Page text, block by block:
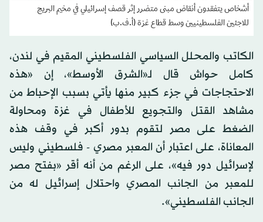
أشخاص يتفقدون أنقاض مبنى متضرر إثر قصف إسرائيلي في مخيم البريج
للاجئين الفلسطينيين وسط قطاع غزة (أ.ف.ب)
الكاتب والمحلل السياسي الفلسطيني المقيم في لندن،
كامل حواش قال لـ«الشرق الأوسط»، إن «هذه
الاحتجاجات في جزء كبير منها يأتي بسبب الإحباط من
مشاهد القتل والتجويع للأطفال في غزة ومحاولة
الضغط على مصر لتقوم بدور أكبر في وقف هذه
المعاناة، على اعتبار أن المعبر مصري - فلسطيني وليس
لإسرائيل دور فيه»، على الرغم من أنه أقر «بفتح مصر
للمعبر من الجانب المصري واحتلال إسرائيل له من
الجانب الفلسطيني».